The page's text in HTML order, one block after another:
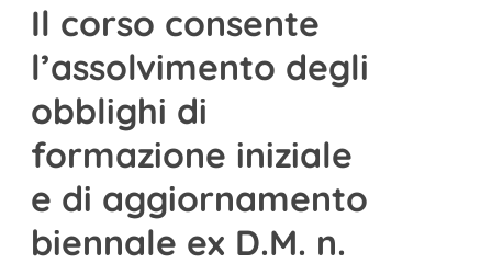
Il corso consente
l’assolvimento degli
obblighi di
formazione iniziale
e di aggiornamento
biennale ex D.M. n.